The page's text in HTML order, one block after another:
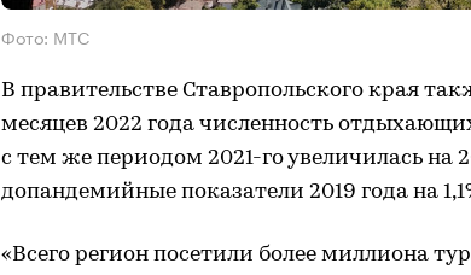
Фото: МТС
В правительстве Ставропольского края
месяцев 2022 года численность
с тем же периодом 2021-го увеличилась на
допандемийные показатели 2019 года на
«Всего регион посетили более миллиона